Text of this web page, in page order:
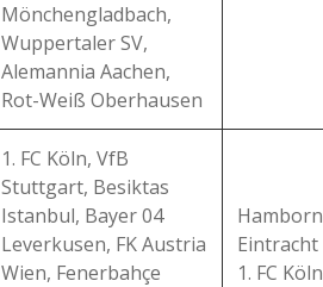
Mönchengladbach,
Wuppertaler SV,
Alemannia Aachen,
Rot-Weiß Oberhausen
1. FC Köln, VfB
Stuttgart, Besiktas
Istanbul, Bayer 04
Leverkusen, FK Austria
Wien, Fenerbahçe
1. FC